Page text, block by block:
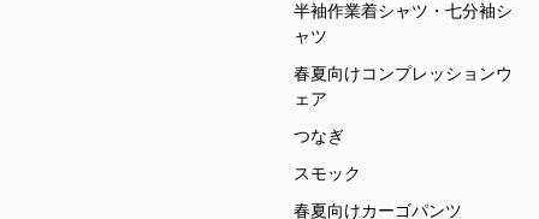
半袖作業着シャツ・七分袖シ
ャツ
春夏向けコンプレッションウ
ェア
つなぎ
スモック
春夏向けカーゴパンツ